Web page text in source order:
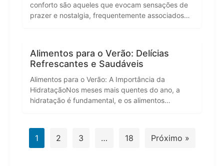
conforto são aqueles que evocam sensações de
prazer e nostalgia, frequentemente associados…
Alimentos para o Verão: Delícias
Refrescantes e Saudáveis
Alimentos para o Verão: A Importância da
HidrataçãoNos meses mais quentes do ano, a
hidratação é fundamental, e os alimentos…
1 2 3 … 18 Próximo »